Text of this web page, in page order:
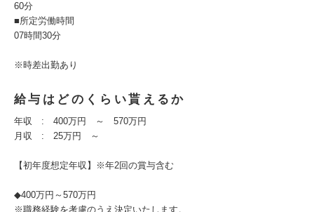
60分
■所定労働時間
07時間30分
※時差出勤あり
給与はどのくらい貰えるか
年収 : 400万円 ～ 570万円
月収 : 25万円 ～
【初年度想定年収】※年2回の賞与含む
◆400万円～570万円
※職務経験を考慮のうえ決定いたします。